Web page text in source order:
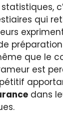
qui
que le
est
dans